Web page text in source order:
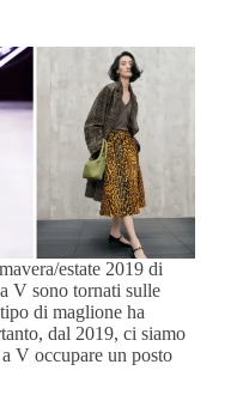
estate 2019 di
V sono tornati sulle
di maglione ha
dal 2019, ci siamo
V occupare un posto